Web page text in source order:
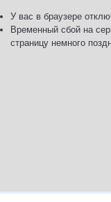
У вас в браузере
Временный сбой на
страницу немного